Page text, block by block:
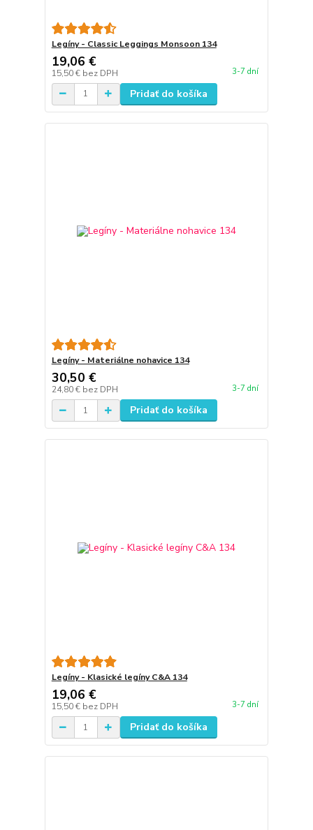
Legíny - Classic Leggings Monsoon 134
19,06 €
15,50 € bez DPH 3-7 dní
Pridať do košíka
Legíny - Materiálne nohavice 134
30,50 €
24,80 € bez DPH 3-7 dní
Pridať do košíka
Legíny - Klasické legíny C&A 134
19,06 €
15,50 € bez DPH 3-7 dní
Pridať do košíka